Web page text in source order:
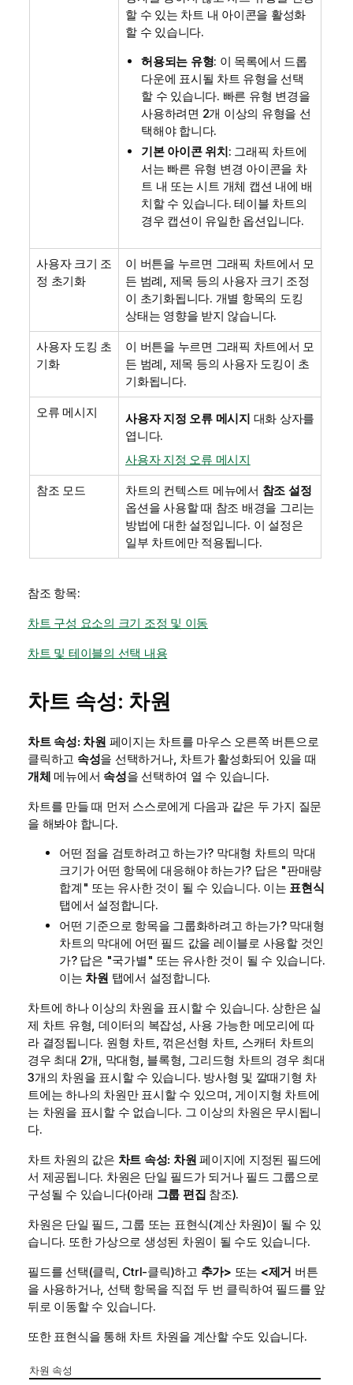
할 수 있는 차트 내 아이콘을 활성화
할 수 있습니다.
허용되는 유형: 이 목록에서 드롭
다운에 표시될 차트 유형을 선택
할 수 있습니다. 빠른 유형 변경을
사용하려면 2개 이상의 유형을 선
택해야 합니다.
기본 아이콘 위치: 그래픽 차트에
서는 빠른 유형 변경 아이콘을 차
트 내 또는 시트 개체 캡션 내에 배
치할 수 있습니다. 테이블 차트의
경우 캡션이 유일한 옵션입니다.
사용자 크기 조
정 초기화
이 버튼을 누르면 그래픽 차트에서 모
든 범례, 제목 등의 사용자 크기 조정
이 초기화됩니다. 개별 항목의 도킹
상태는 영향을 받지 않습니다.
사용자 도킹 초
기화
이 버튼을 누르면 그래픽 차트에서 모
든 범례, 제목 등의 사용자 도킹이 초
기화됩니다.
오류 메시지 사용자 지정 오류 메시지 대화 상자를
엽니다.
사용자 지정 오류 메시지
참조 모드 차트의 컨텍스트 메뉴에서 참조 설정
옵션을 사용할 때 참조 배경을 그리는
방법에 대한 설정입니다. 이 설정은
일부 차트에만 적용됩니다.
참조 항목:
차트 구성 요소의 크기 조정 및 이동
차트 및 테이블의 선택 내용
차트 속성: 차원
차트 속성: 차원 페이지는 차트를 마우스 오른쪽 버튼으로
클릭하고 속성을 선택하거나, 차트가 활성화되어 있을 때
개체 메뉴에서 속성을 선택하여 열 수 있습니다.
차트를 만들 때 먼저 스스로에게 다음과 같은 두 가지 질문
을 해봐야 합니다.
어떤 점을 검토하려고 하는가? 막대형 차트의 막대
크기가 어떤 항목에 대응해야 하는가? 답은 "판매량
합계" 또는 유사한 것이 될 수 있습니다. 이는 표현식
탭에서 설정합니다.
어떤 기준으로 항목을 그룹화하려고 하는가? 막대형
차트의 막대에 어떤 필드 값을 레이블로 사용할 것인
가? 답은 "국가별" 또는 유사한 것이 될 수 있습니다.
이는 차원 탭에서 설정합니다.
차트에 하나 이상의 차원을 표시할 수 있습니다. 상한은 실
제 차트 유형, 데이터의 복잡성, 사용 가능한 메모리에 따
라 결정됩니다. 원형 차트, 꺾은선형 차트, 스캐터 차트의
경우 최대 2개, 막대형, 블록형, 그리드형 차트의 경우 최대
3개의 차원을 표시할 수 있습니다. 방사형 및 깔때기형 차
트에는 하나의 차원만 표시할 수 있으며, 게이지형 차트에
는 차원을 표시할 수 없습니다. 그 이상의 차원은 무시됩니
다.
차트 차원의 값은 차트 속성: 차원 페이지에 지정된 필드에
서 제공됩니다. 차원은 단일 필드가 되거나 필드 그룹으로
구성될 수 있습니다(아래 그룹 편집 참조).
차원은 단일 필드, 그룹 또는 표현식(계산 차원)이 될 수 있
습니다. 또한 가상으로 생성된 차원이 될 수도 있습니다.
필드를 선택(클릭, Ctrl-클릭)하고 추가> 또는 <제거 버튼
을 사용하거나, 선택 항목을 직접 두 번 클릭하여 필드를 앞
뒤로 이동할 수 있습니다.
또한 표현식을 통해 차트 차원을 계산할 수도 있습니다.
차원 속성